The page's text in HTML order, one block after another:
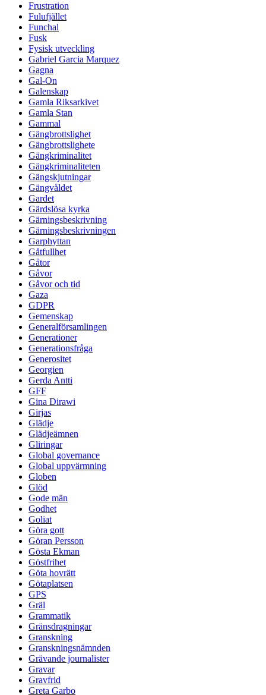
Frustration
Fulufjället
Funchal
Fusk
Fysisk utveckling
Gabriel Garcia Marquez
Gagna
Gal-On
Galenskap
Gamla Riksarkivet
Gamla Stan
Gammal
Gängbrottslighet
Gängbrottslighete
Gängkriminalitet
Gängkriminaliteten
Gängskjutningar
Gängvåldet
Gardet
Gärdslösa kyrka
Gärningsbeskrivning
Gärningsbeskrivningen
Garphyttan
Gåtfullhet
Gåtor
Gåvor
Gåvor och tid
Gaza
GDPR
Gemenskap
Generalförsamlingen
Generationer
Generationsfråga
Generositet
Georgien
Gerda Antti
GFF
Gina Dirawi
Girjas
Glädje
Glädjeämnen
Gliringar
Global governance
Global uppvärmning
Globen
Glöd
Gode män
Godhet
Goliat
Göra gott
Göran Persson
Gösta Ekman
Göstfrihet
Göta hovrätt
Götaplatsen
GPS
Gräl
Grammatik
Gränsdragningar
Granskning
Granskningsnämnden
Grävande journalister
Gravar
Gravfrid
Greta Garbo